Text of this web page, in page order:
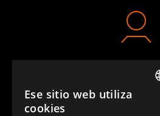
CONTACTO
Ese sitio web utiliza
cookies